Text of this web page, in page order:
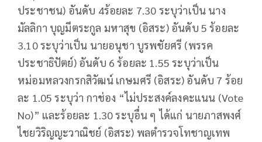
ประชาชน) อันดับ 4ร้อยละ 7.30 ระบุว่าเป็น นาง
มัลลิกา บุญมีตระกูล มหาสุข (อิสระ) อันดับ 5 ร้อยละ
3.10 ระบุว่าเป็น นายอนุชา บูรพชัยศรี (พรรค
ประชาธิปัตย์) อันดับ 6 ร้อยละ 1.55 ระบุว่าเป็น
หม่อมหลวงกรกสิวัฒน์ เกษมศรี (อิสระ) อันดับ 7 ร้อย
ละ 1.05 ระบุว่า กาช่อง “ไม่ประสงค์ลงคะแนน (Vote
No)” และร้อยละ 1.30 ระบุอื่น ๆ ได้แก่ นายภาสพงศ์
ไชยวิริญญะวาณิชย์ (อิสระ) พลตำรวจโทชาญเทพ